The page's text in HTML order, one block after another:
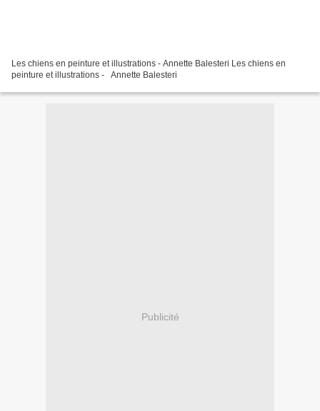
Les chiens en peinture et illustrations - Annette Balesteri Les chiens en
peinture et illustrations - Annette Balesteri
Publicité